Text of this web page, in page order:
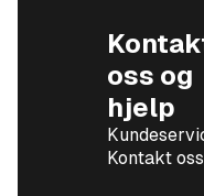
oss og
hjelp
Kontakt oss